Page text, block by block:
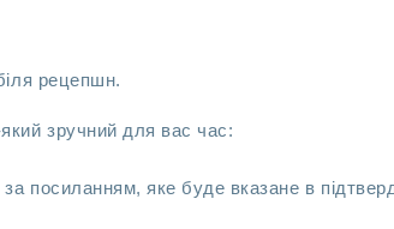
рецепшн.
зручний для вас час:
посиланням, яке буде вказане в